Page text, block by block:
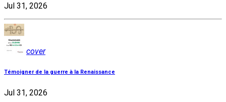
Jul 31, 2026
cover
Témoigner de la guerre à la Renaissance
Jul 31, 2026